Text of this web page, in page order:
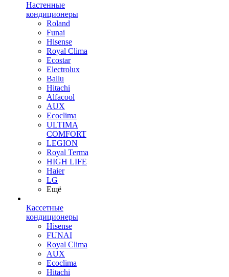
Настенные
кондиционеры
Roland
Funai
Hisense
Royal Clima
Ecostar
Electrolux
Ballu
Hitachi
Alfacool
AUX
Ecoclima
ULTIMA
COMFORT
LEGION
Royal Terma
HIGH LIFE
Haier
LG
Ещё
Кассетные
кондиционеры
Hisense
FUNAI
Royal Clima
AUX
Ecoclima
Hitachi